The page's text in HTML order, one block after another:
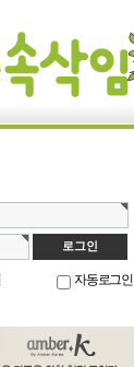
자동로그인